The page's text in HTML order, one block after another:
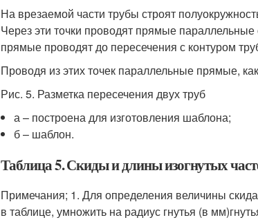
На врезаемой части трубы строят
Через эти точки проводят прямые
прямые проводят до пересечения с контуром
Проводя из этих точек параллельные прямые,
Рис. 5. Разметка пересечения двух труб
а – построена для изготовления шаблона;
б – шаблон.
Таблица 5. Скиды и длины изогнутых
Примечания; 1. Для определения величины
в таблице, умножить на радиус гнутья (в